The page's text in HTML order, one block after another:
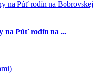
na Púť rodín na ...